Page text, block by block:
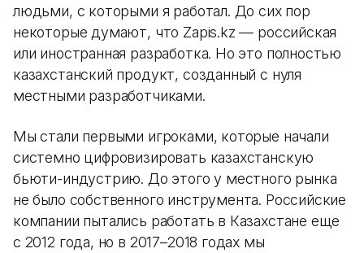
людьми, с которыми я работал. До сих пор
некоторые думают, что Zapis.kz — российская
или иностранная разработка. Но это полностью
казахстанский продукт, созданный с нуля
местными разработчиками.
Мы стали первыми игроками, которые начали
системно цифровизировать казахстанскую
бьюти-индустрию. До этого у местного рынка
не было собственного инструмента. Российские
компании пытались работать в Казахстане еще
с 2012 года, но в 2017–2018 годах мы